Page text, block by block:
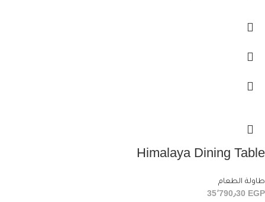
Himalaya Dining Table
طاولة الطعام
35٬790٫30 EGP